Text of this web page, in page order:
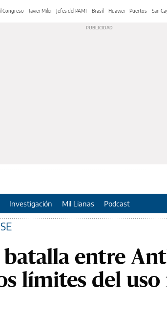
Congreso Javier Milei Jefes del PAMI Brasil Huawei Puertos San
Investigación Mil Lianas Podcast
batalla entre
límites del